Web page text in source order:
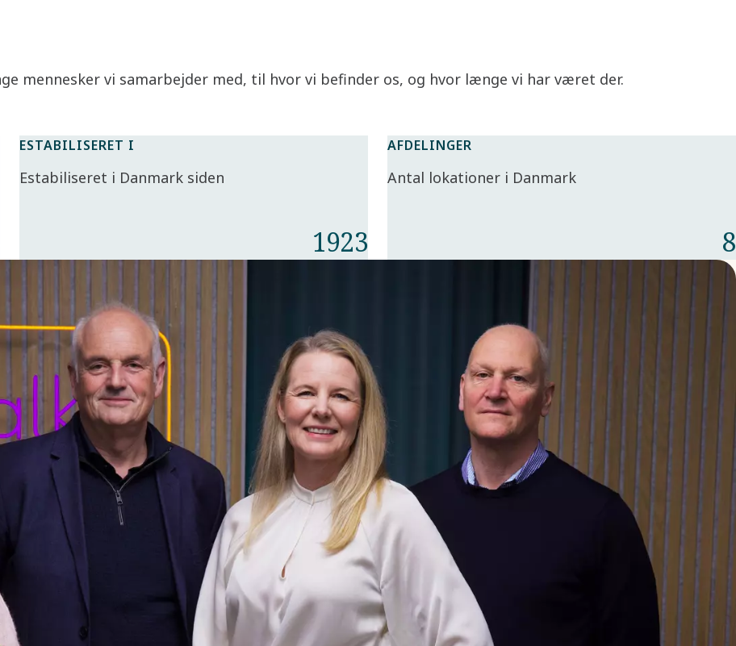
mennesker vi samarbejder med, til hvor vi befinder os, og hvor længe vi har været der.
ESTABILISERET I
1923
Estabiliseret i Danmark siden
AFDELINGER
8
Antal lokationer i Danmark